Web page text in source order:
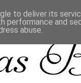
to deliver its
performance and
abuse.